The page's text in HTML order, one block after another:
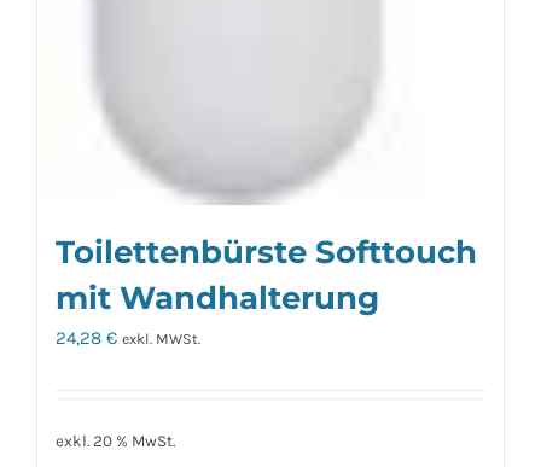
Toilettenbürste Softtouch
mit Wandhalterung
24,28 € exkl. MWSt.
exkl. 20 % MwSt.